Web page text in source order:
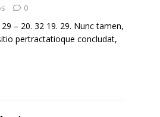
0
– 20. 32 19. 29. Nunc tamen,
pertractatioque concludat,